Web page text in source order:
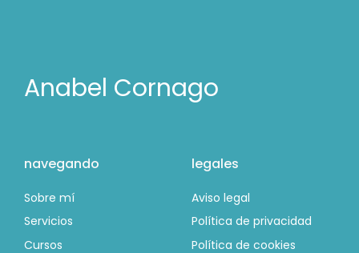
Anabel Cornago
navegando
Sobre mí
Servicios
Cursos
legales
Aviso legal
Política de privacidad
Política de cookies